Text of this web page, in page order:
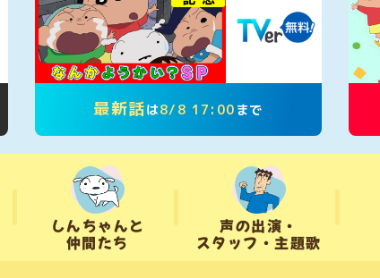
最新話は8/8 17:00 まで
しんちゃんと
仲間たち
声の出演・
スタッフ・主題歌